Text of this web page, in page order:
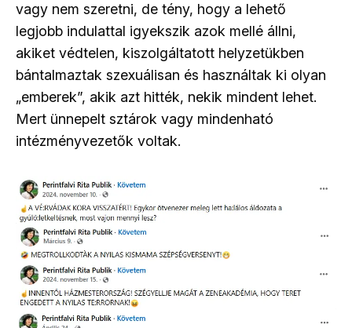
vagy nem szeretni, de tény, hogy a lehető
legjobb indulattal igyekszik azok mellé állni,
akiket védtelen, kiszolgáltatott helyzetükben
bántalmaztak szexuálisan és használtak ki olyan
„emberek”, akik azt hitték, nekik mindent lehet.
Mert ünnepelt sztárok vagy mindenható
intézményvezetők voltak.